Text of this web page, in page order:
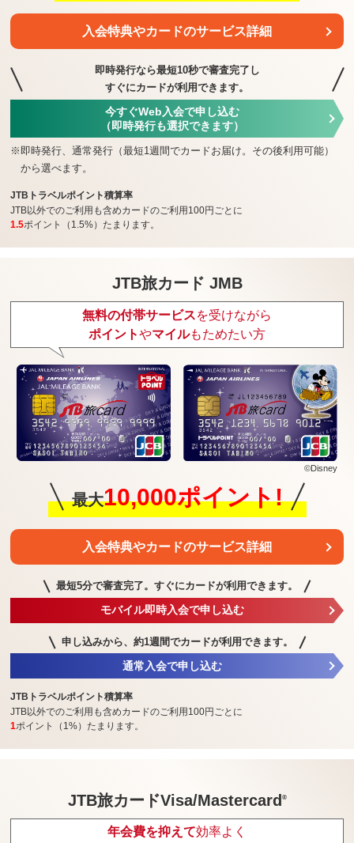
入会特典やカードのサービス詳細
即時発行なら最短10秒で審査完了し
すぐにカードが利用できます。
今すぐWeb入会で申し込む
（即時発行も選択できます）
※ 即時発行、通常発行（最短1週間でカードお届け。その後利用可能）
から選べます。
JTBトラベルポイント積算率
JTB以外でのご利用も含めカードのご利用100円ごとに
1.5ポイント（1.5%）たまります。
JTB旅カード JMB
無料の付帯サービスを受けながら
ポイントやマイルもためたい方
©Disney
最大10,000ポイント!
入会特典やカードのサービス詳細
最短5分で審査完了。 すぐにカードが利用できます。
モバイル即時入会で申し込む
申し込みから、約1週間でカードが利用できます。
通常入会で申し込む
JTBトラベルポイント積算率
JTB以外でのご利用も含めカードのご利用100円ごとに
1ポイント（1%）たまります。
JTB旅カードVisa/Mastercard ®
年会費を抑えて効率よく